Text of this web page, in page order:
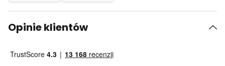
Opinie klientów